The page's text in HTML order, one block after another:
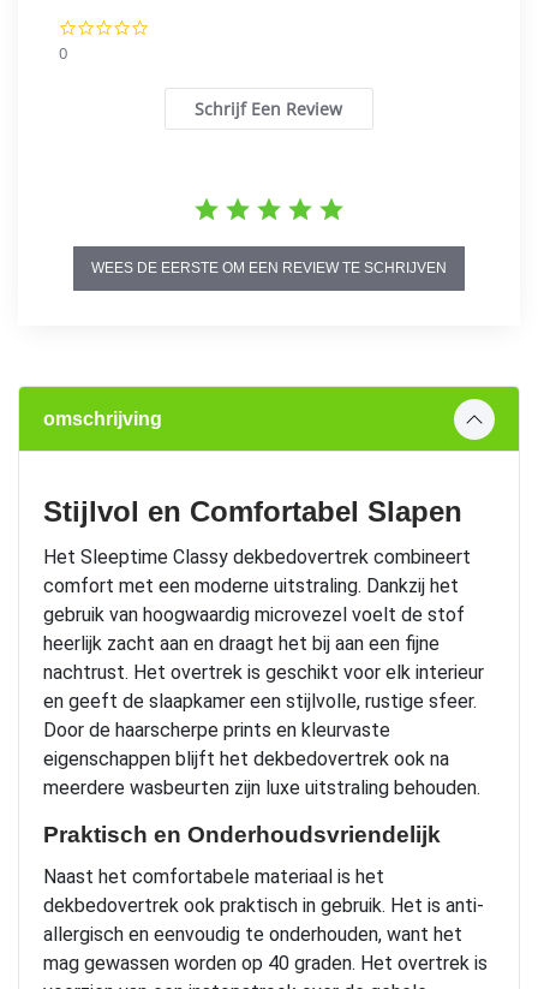
0
Schrijf Een Review
WEES DE EERSTE OM EEN REVIEW TE SCHRIJVEN
omschrijving
Stijlvol en Comfortabel Slapen
Het Sleeptime Classy dekbedovertrek combineert
comfort met een moderne uitstraling. Dankzij het
gebruik van hoogwaardig microvezel voelt de stof
heerlijk zacht aan en draagt het bij aan een fijne
nachtrust. Het overtrek is geschikt voor elk interieur
en geeft de slaapkamer een stijlvolle, rustige sfeer.
Door de haarscherpe prints en kleurvaste
eigenschappen blijft het dekbedovertrek ook na
meerdere wasbeurten zijn luxe uitstraling behouden.
Praktisch en Onderhoudsvriendelijk
Naast het comfortabele materiaal is het
dekbedovertrek ook praktisch in gebruik. Het is anti-
allergisch en eenvoudig te onderhouden, want het
mag gewassen worden op 40 graden. Het overtrek is